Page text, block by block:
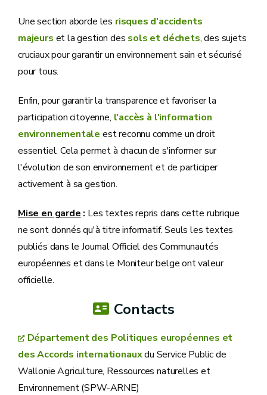
Une section aborde les risques d'accidents
majeurs et la gestion des sols et déchets, des sujets
cruciaux pour garantir un environnement sain et sécurisé
pour tous.
Enfin, pour garantir la transparence et favoriser la
participation citoyenne, l'accès à l'information
environnementale est reconnu comme un droit
essentiel. Cela permet à chacun de s'informer sur
l'évolution de son environnement et de participer
activement à sa gestion.
Mise en garde : Les textes repris dans cette rubrique
ne sont donnés qu'à titre informatif. Seuls les textes
publiés dans le Journal Officiel des Communautés
européennes et dans le Moniteur belge ont valeur
officielle.
Contacts
Département des Politiques européennes et
des Accords internationauxdu Service Public de
Wallonie Agriculture, Ressources naturelles et
Environnement (SPW-ARNE)